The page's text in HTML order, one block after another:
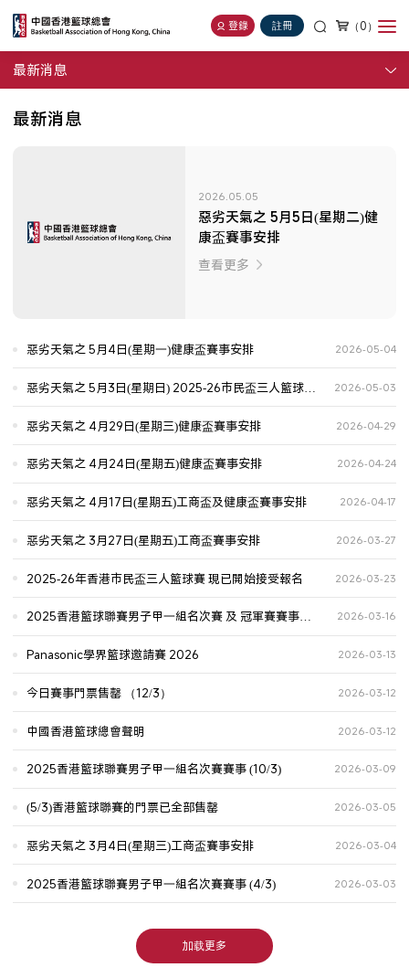
登錄 註冊 （0）
最新消息
最新消息
2026.05.05
惡劣天氣之 5月5日(星期二)健
康盃賽事安排
查看更多
惡劣天氣之 5月4日(星期一)健康盃賽事安排 2026-05-04
惡劣天氣之 5月3日(星期日) 2025-26市民盃三人籃球賽
賽事安排
2026-05-03
惡劣天氣之 4月29日(星期三)健康盃賽事安排 2026-04-29
惡劣天氣之 4月24日(星期五)健康盃賽事安排 2026-04-24
惡劣天氣之 4月17日(星期五)工商盃及健康盃賽事安排 2026-04-17
惡劣天氣之 3月27日(星期五)工商盃賽事安排 2026-03-27
2025-26年香港市民盃三人籃球賽 現已開始接受報名 2026-03-23
2025香港籃球聯賽男子甲一組名次賽 及 冠軍賽賽事
(17/3)
2026-03-16
Panasonic學界籃球邀請賽 2026 2026-03-13
今日賽事門票售罄 （12/3） 2026-03-12
中國香港籃球總會聲明 2026-03-12
2025香港籃球聯賽男子甲一組名次賽賽事 (10/3) 2026-03-09
(5/3)香港籃球聯賽的門票已全部售罄 2026-03-05
惡劣天氣之 3月4日(星期三)工商盃賽事安排 2026-03-04
2025香港籃球聯賽男子甲一組名次賽賽事 (4/3) 2026-03-03
加载更多